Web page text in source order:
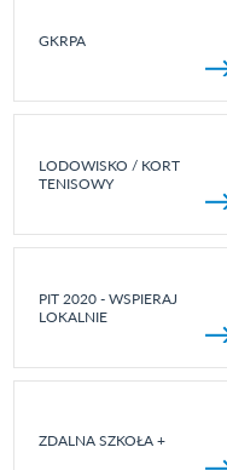
GKRPA
LODOWISKO / KORT
TENISOWY
PIT 2020 - WSPIERAJ
LOKALNIE
ZDALNA SZKOŁA +